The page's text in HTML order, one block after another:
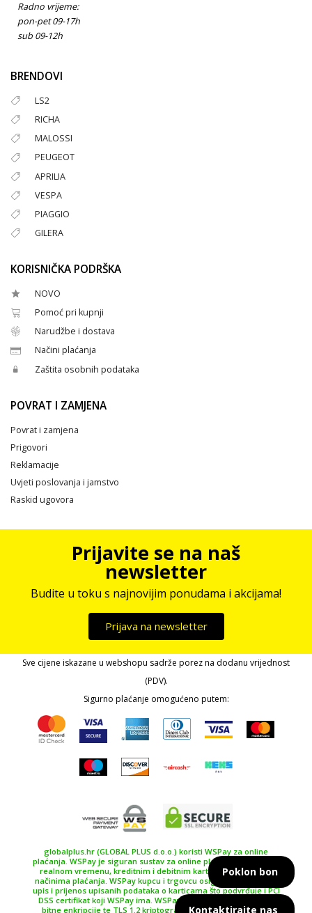
Radno vrijeme:
pon-pet 09-17h
sub 09-12h
BRENDOVI
LS2
RICHA
MALOSSI
PEUGEOT
APRILIA
VESPA
PIAGGIO
GILERA
KORISNIČKA PODRŠKA
NOVO
Pomoć pri kupnji
Narudžbe i dostava
Načini plaćanja
Zaštita osobnih podataka
POVRAT I ZAMJENA
Povrat i zamjena
Prigovori
Reklamacije
Uvjeti poslovanja i jamstvo
Raskid ugovora
Prijavite se na naš
newsletter
Budite u toku s najnovijim ponudama i akcijama!
Prijava na newsletter
Sve cijene iskazane u webshopu sadrže porez na dodanu vrijednost
(PDV).
Sigurno plaćanje omogućeno putem:
globalplus.hr (GLOBAL PLUS d.o.o.) koristi WSPay za online
plaćanja. WSPay je siguran sustav za online plaćanje, plaćanje u
realnom vremenu, kreditnim i debitnim karticama te drugim
načinima plaćanja. WSPay kupcu i trgovcu osiguravaju siguran
upis i prijenos upisanih podataka o karticama što podvrđuje i PCI
DSS certifikat koji WSPay ima. WSPay koristi SSL certifikat 256
bitne enkripcije te TLS 1.2 kriptografski protokol kao najviše
Kontaktirajte nas
Poklon bon